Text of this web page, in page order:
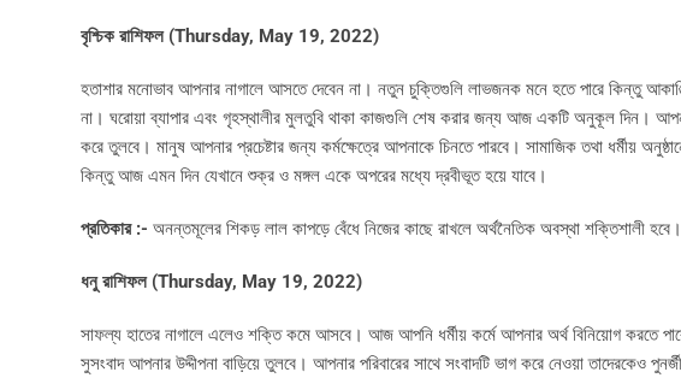
বৃশ্চিক রাশিফল (Thursday, May 19, 2022)
হতাশার মনোভাব আপনার নাগালে আসতে দেবেন না। নতুন চুক্তিগুলি লাভজনক মনে হতে পারে কিন্তু
না। ঘরোয়া ব্যাপার এবং গৃহস্থালীর মুলতুবি থাকা কাজগুলি শেষ করার জন্য আজ একটি অনুকূল দিন।
করে তুলবে। মানুষ আপনার প্রচেষ্টার জন্য কর্মক্ষেত্রে আপনাকে চিনতে পারবে। সামাজিক তথা ধর্মীয়
কিন্তু আজ এমন দিন যেখানে শুক্র ও মঙ্গল একে অপরের মধ্যে দ্রবীভূত হয়ে যাবে।
প্রতিকার :- অনন্তমূলের শিকড় লাল কাপড়ে বেঁধে নিজের কাছে রাখলে অর্থনৈতিক অবস্থা শক্তিশালী হবে।
ধনু রাশিফল (Thursday, May 19, 2022)
সাফল্য হাতের নাগালে এলেও শক্তি কমে আসবে। আজ আপনি ধর্মীয় কর্মে আপনার অর্থ বিনিয়োগ করতে
সুসংবাদ আপনার উদ্দীপনা বাড়িয়ে তুলবে। আপনার পরিবারের সাথে সংবাদটি ভাগ করে নেওয়া তাদেরকেও